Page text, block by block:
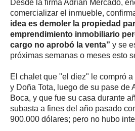
Desde la firma Adrián Mercado,
comercializar el inmueble,
idea es demoler la propiedad
emprendimiento inmobiliario
cargo no aprobó la venta” y se
próximas semanas o meses esto
El chalet que "el diez" le compró
y Doña Tota, luego de su pase de
Boca, y que fue su casa durante
subasta a fines del año pasado
900.000 dólares; pero no hubo